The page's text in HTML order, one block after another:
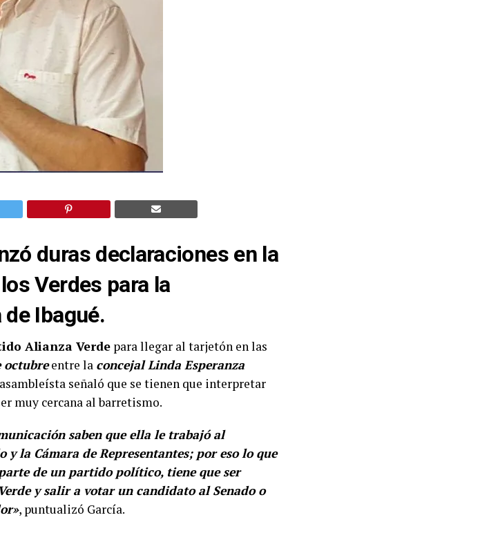
duras declaraciones en la
Verdes para la
Ibagué.
Alianza Verde para llegar al tarjetón en las
octubreentre la concejal Linda Esperanza
señaló que se tienen que interpretar
muy cercana al barretismo.
saben que ella le trabajó al
la Cámara de Representantes; por eso lo que
de un partido político, tiene que ser
y salir a votar un candidato al Senado o
, puntualizó García.